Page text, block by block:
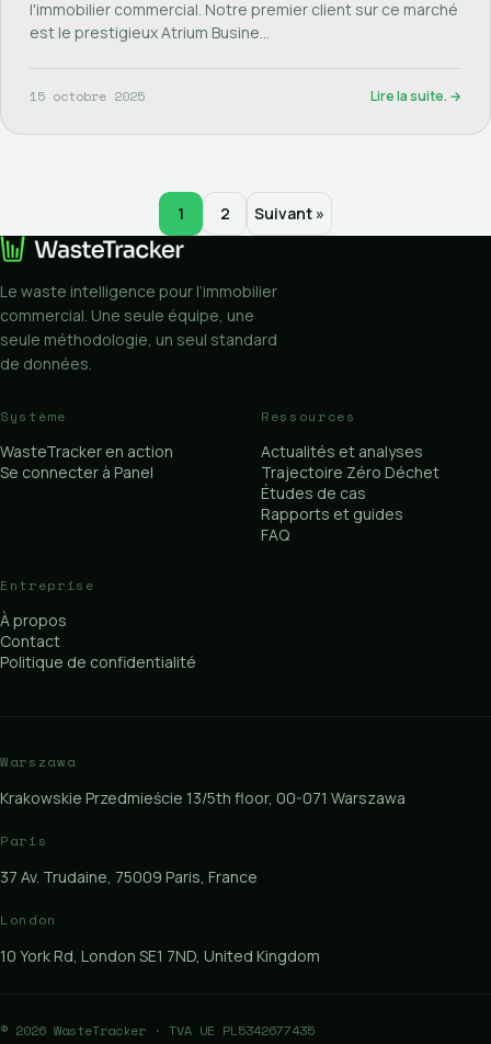
l'immobilier commercial. Notre premier client sur ce marché
est le prestigieux Atrium Busine…
15 octobre 2025 Lire la suite. →
1 2 Suivant »
Le waste intelligence pour l’immobilier
commercial. Une seule équipe, une
seule méthodologie, un seul standard
de données.
Système
WasteTracker en action
Se connecter à Panel
Ressources
Actualités et analyses
Trajectoire Zéro Déchet
Études de cas
Rapports et guides
FAQ
Entreprise
À propos
Contact
Politique de confidentialité
Warszawa
Krakowskie Przedmieście 13/5th floor, 00-071 Warszawa
Paris
37 Av. Trudaine, 75009 Paris, France
London
10 York Rd, London SE1 7ND, United Kingdom
© 2026 WasteTracker · TVA UE PL5342677435